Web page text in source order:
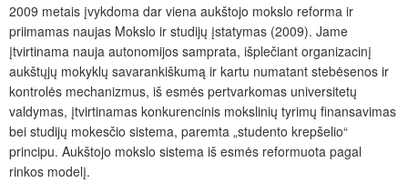
2009 metais įvykdoma dar viena aukštojo mokslo reforma ir
priimamas naujas Mokslo ir studijų įstatymas (2009). Jame
įtvirtinama nauja autonomijos samprata, išplečiant organizacinį
aukštųjų mokyklų savarankiškumą ir kartu numatant stebėsenos ir
kontrolės mechanizmus, iš esmės pertvarkomas universitetų
valdymas, įtvirtinamas konkurencinis mokslinių tyrimų finansavimas
bei studijų mokesčio sistema, paremta „studento krepšelio“
principu. Aukštojo mokslo sistema iš esmės reformuota pagal
rinkos modelį.